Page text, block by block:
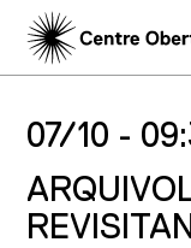
07/10 -